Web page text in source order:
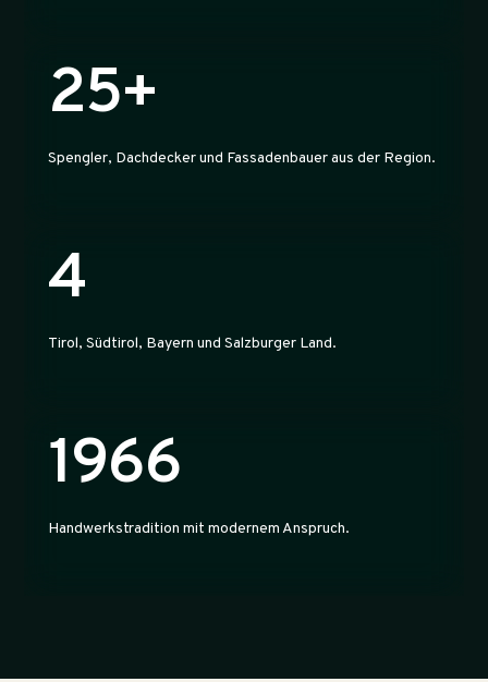
25+
Spengler, Dachdecker und Fassadenbauer aus der Region.
4
Tirol, Südtirol, Bayern und Salzburger Land.
1966
Handwerkstradition mit modernem Anspruch.